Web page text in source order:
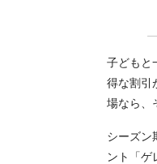
子どもと
得な割引
場なら、
シーズン
ント「ゲ